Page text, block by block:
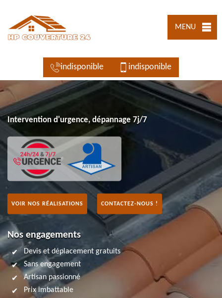
MENU
indisponible indisponible
Intervention d'urgence, dépannage 7j/7
VOIR NOS RÉALISATIONS CONTACTEZ-NOUS !
Nos engagements
Devis et déplacement gratuits
Sans engagement
Artisan passionné
Prix imbattable